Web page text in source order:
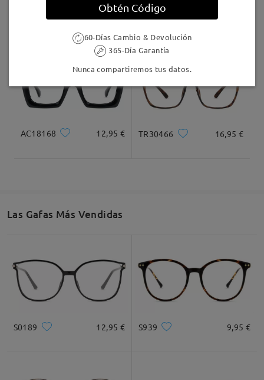
LKFS4126R 9,95 € Grace20210 27,95 €
AC18168 12,95 € TR30466 16,95 €
Las Gafas Más Vendidas
S0189 12,95 € S939 9,95 €
Obtén Código
60-Días Cambio & Devolución
365-Día Garantía
Nunca compartiremos tus datos.